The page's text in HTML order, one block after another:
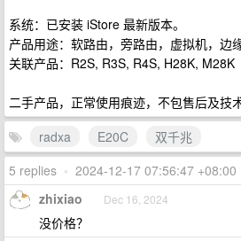
系统：已安装 iStore 最新版本。
产品用途：软路由，旁路由，虚拟机，边
关联产品：R2S, R3S, R4S, H28K, M28K
二手产品，正常使用痕迹，不包售后及技
radxa
E20C
双千兆
5 replies • 2024-12-17 07:56:47 +08:00
zhixiao Dec 16, 2024
没价格？